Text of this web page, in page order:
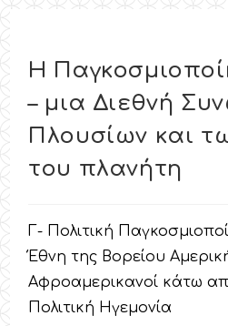
Η
– μια Διεθνή
Πλουσίων και
του πλανήτη
Γ- Πολιτική
Έθνη της Βορείου
Αφροαμερικανοί κάτω
Πολιτική Ηγεμονία